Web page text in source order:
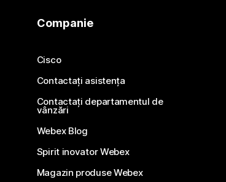
Companie
Cisco
Contactați asistența
Contactați departamentul de
vânzări
Webex Blog
Spirit inovator Webex
Magazin produse Webex